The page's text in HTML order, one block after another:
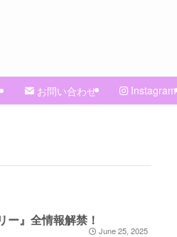
お問い合わせ Instagram
ー』全情報解禁！
June 25, 2025